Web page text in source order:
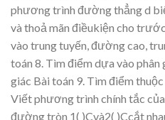
phương trình đường thẳng d
và thoả mãn điềukiện cho
vào trung tuyến, đườngcao,
toán 8. Tìm điểm dựa vào phân
giác Bài toán 9. Tìm điểm thuộc
Viết phương trình chính tắc của
đườngtròn 1( )Cvà2( )Ccắt